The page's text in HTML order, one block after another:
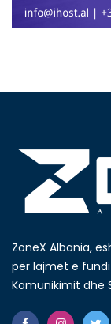
ZoneX Albania,
për lajmet e
Komunikimit dhe